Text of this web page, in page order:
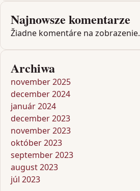
Najnowsze komentarze
Žiadne komentáre na zobrazenie.
Archiwa
november 2025
december 2024
január 2024
december 2023
november 2023
október 2023
september 2023
august 2023
júl 2023